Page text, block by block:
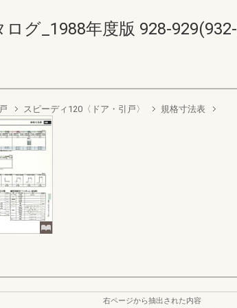
グ_1988年度版 928-
スピーディ120〈ドア・引戸〉 規格寸法表
右ページから抽出された内容